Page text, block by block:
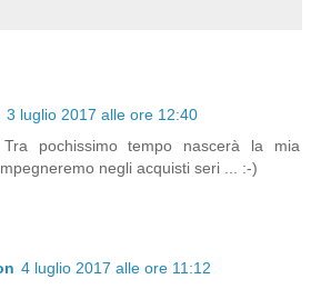
3 luglio 2017 alle ore 12:40
pochissimo tempo nascerà la mia
negli acquisti seri ... :-)
4 luglio 2017 alle ore 11:12